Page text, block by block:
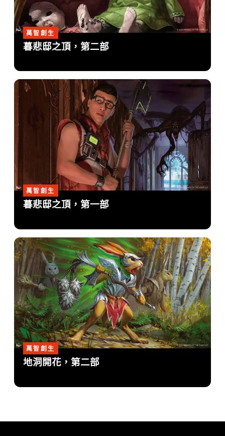
萬智創生
暮悲邸之頂，第二部
萬智創生
暮悲邸之頂，第一部
萬智創生
地洞開花，第二部